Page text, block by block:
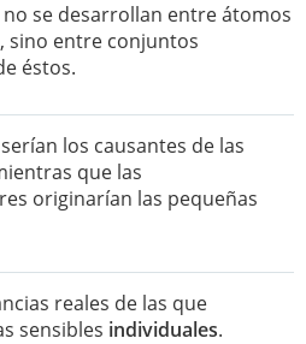
se desarrollan entre átomos
, sino entre conjuntos
éstos.
los causantes de las
que las
originarían las pequeñas
reales de las que
sensibles individuales.